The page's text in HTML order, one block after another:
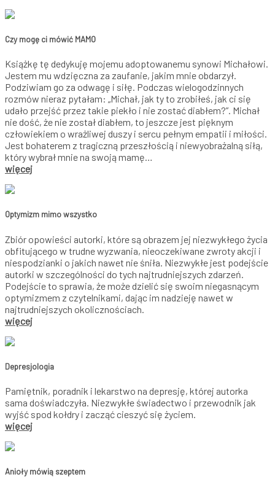
Czy mogę ci mówić MAMO
Książkę tę dedykuję mojemu adoptowanemu synowi Michałowi.
Jestem mu wdzięczna za zaufanie, jakim mnie obdarzył.
Podziwiam go za odwagę i siłę. Podczas wielogodzinnych
rozmów nieraz pytałam: „Michał, jak ty to zrobiłeś, jak ci się
udało przejść przez takie piekło i nie zostać diabłem?”. Michał
nie dość, że nie został diabłem, to jeszcze jest pięknym
człowiekiem o wrażliwej duszy i sercu pełnym empatii i miłości.
Jest bohaterem z tragiczną przeszłością i niewyobrażalną siłą,
który wybrał mnie na swoją mamę…
więcej
Optymizm mimo wszystko
Zbiór opowieści autorki, które są obrazem jej niezwykłego życia
obfitującego w trudne wyzwania, nieoczekiwane zwroty akcji i
niespodzianki o jakich nawet nie śniła. Niezwykłe jest podejście
autorki w szczególności do tych najtrudniejszych zdarzeń.
Podejście to sprawia, że może dzielić się swoim niegasnącym
optymizmem z czytelnikami, dając im nadzieję nawet w
najtrudniejszych okolicznościach.
więcej
Depresjologia
Pamiętnik, poradnik i lekarstwo na depresję, której autorka
sama doświadczyła. Niezwykłe świadectwo i przewodnik jak
wyjść spod kołdry i zacząć cieszyć się życiem.
więcej
Anioły mówią szeptem